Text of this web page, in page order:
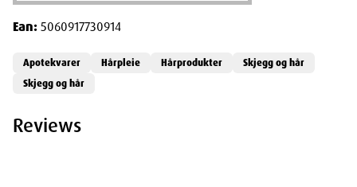
Ean:5060917730914
Apotekvarer Hårpleie Hårprodukter
Skjegg og hår
Skjegg og hår
Reviews